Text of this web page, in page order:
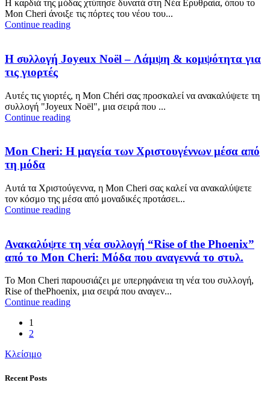
Η καρδιά της μόδας χτύπησε δυνατά στη Νέα Ερυθραία, όπου το
Mon Cheri άνοιξε τις πόρτες του νέου του...
Continue reading
Η συλλογή Joyeux Noël – Λάμψη & κομψότητα για
τις γιορτές
Αυτές τις γιορτές, η Mon Chéri σας προσκαλεί να ανακαλύψετε τη
συλλογή "Joyeux Noël", μια σειρά που ...
Continue reading
Mon Cheri: Η μαγεία των Χριστουγέννων μέσα από
τη μόδα
Αυτά τα Χριστούγεννα, η Mon Cheri σας καλεί να ανακαλύψετε
τον κόσμο της μέσα από μοναδικές προτάσει...
Continue reading
Ανακαλύψτε τη νέα συλλογή “Rise of the Phoenix”
από το Mon Cheri: Μόδα που αναγεννά το στυλ.
Το Mon Cheri παρουσιάζει με υπερηφάνεια τη νέα του συλλογή,
Rise of thePhoenix, μια σειρά που αναγεν...
Continue reading
1
2
Κλείσιμο
Recent Posts